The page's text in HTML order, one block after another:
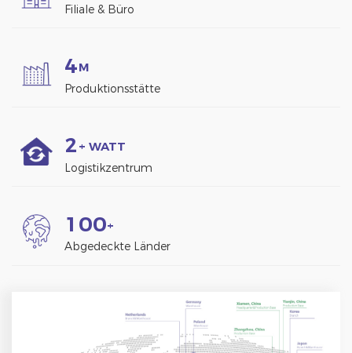
Filiale & Büro
4M
Produktionsstätte
2 + WATT
Logistikzentrum
1 00+
Abgedeckte Länder